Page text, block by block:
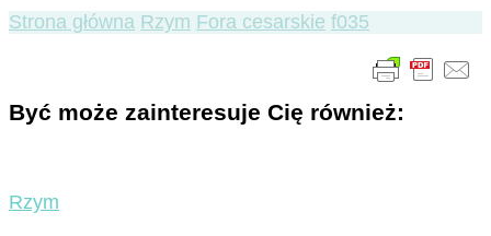
Strona główna Rzym Fora cesarskie f035
Być może zainteresuje Cię również:
Rzym